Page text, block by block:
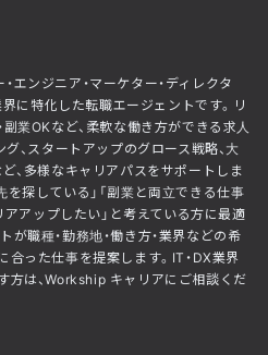
エンジニア・マーケター・ディレクタ
界に特化した転職エージェントです。リ
業OKなど、柔軟な働き方ができる求人
、スタートアップのグロース戦略、大
、多様なキャリアパスをサポートしま
を探している」「副業と両立できる仕事
アアップしたい」と考えている方に最適
職種・勤務地・働き方・業界などの希
合った仕事を提案します。IT・DX業界
方は、Workship キャリアにご相談くだ